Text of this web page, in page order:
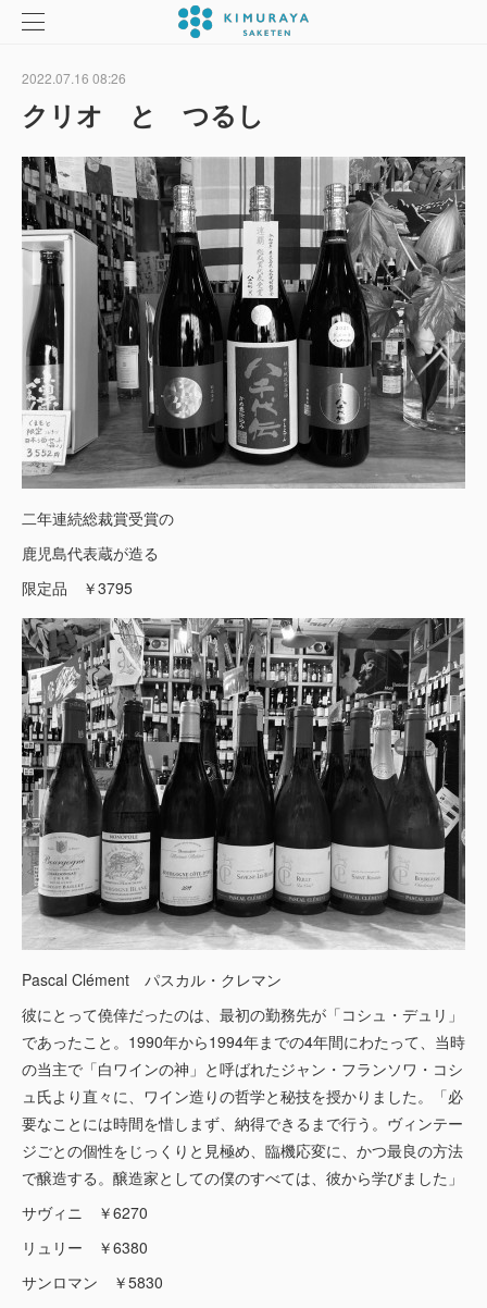
2022.07.16 08:26
クリオ と つるし
二年連続総裁賞受賞の
鹿児島代表蔵が造る
限定品 ￥3795
Pascal Clément パスカル・クレマン
彼にとって僥倖だったのは、最初の勤務先が「コシュ・デュリ」
であったこと。1990年から1994年までの4年間にわたって、当時
の当主で「白ワインの神」と呼ばれたジャン・フランソワ・コシ
ュ氏より直々に、ワイン造りの哲学と秘技を授かりました。「必
要なことには時間を惜しまず、納得できるまで行う。ヴィンテー
ジごとの個性をじっくりと見極め、臨機応変に、かつ最良の方法
で醸造する。醸造家としての僕のすべては、彼から学びました」
サヴィニ ￥6270
リュリー ￥6380
サンロマン ￥5830